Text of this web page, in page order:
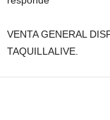
VENTA GENERAL
TAQUILLALIVE.